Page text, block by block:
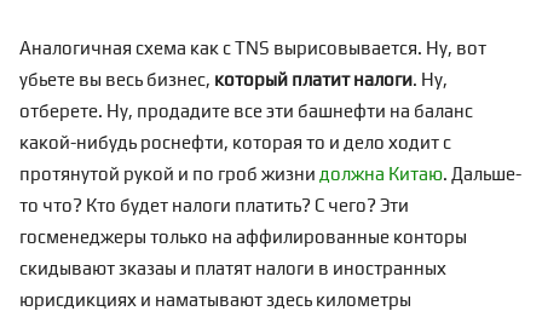
Аналогичная схема как с TNS вырисовывается. Ну, вот
убьете вы весь бизнес, который платит налоги. Ну,
отберете. Ну, продадите все эти башнефти на баланс
какой-нибудь роснефти, которая то и дело ходит с
протянутой рукой и по гроб жизни должна Китаю. Дальше-
то что? Кто будет налоги платить? С чего? Эти
госменеджеры только на аффилированные конторы
скидывают зказаы и платят налоги в иностранных
юрисдикциях и наматывают здесь километры